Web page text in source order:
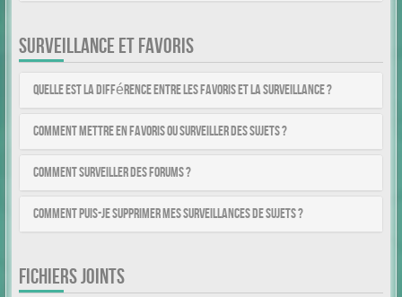
SURVEILLANCE ET FAVORIS
Quelle est la différence entre les favoris et la surveillance ?
Comment mettre en favoris ou surveiller des sujets ?
Comment surveiller des forums ?
Comment puis-je supprimer mes surveillances de sujets ?
FICHIERS JOINTS